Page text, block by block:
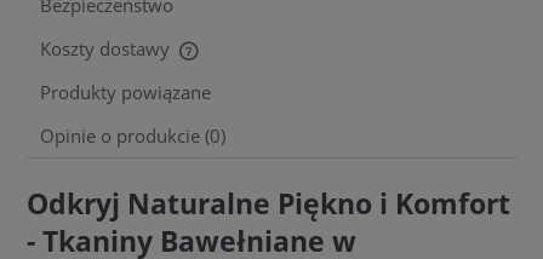
Bezpieczeństwo
Koszty dostawy
Cena nie zawiera ewentualnych kosztów płatności
Produkty powiązane
Opinie o produkcie (0)
Odkryj Naturalne Piękno i Komfort
- Tkaniny Bawełniane w